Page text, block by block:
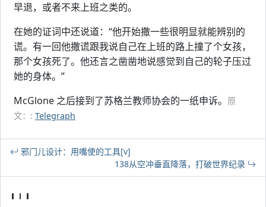
早退，或者不来上班之类的。
在她的证词中还说道：“他开始撒一些很明显就能辨别的
谎。有一回他撒谎跟我说自己在上班的路上撞了个女孩，
那个女孩死了。他还言之凿凿地说感觉到自己的轮子压过
她的身体。”
McGlone 之后接到了苏格兰教师协会的一纸申诉。 原
文：: Telegraph
邪门儿设计：用嘴使的工具[v]
138从空冲垂直降落，打破世界纪录